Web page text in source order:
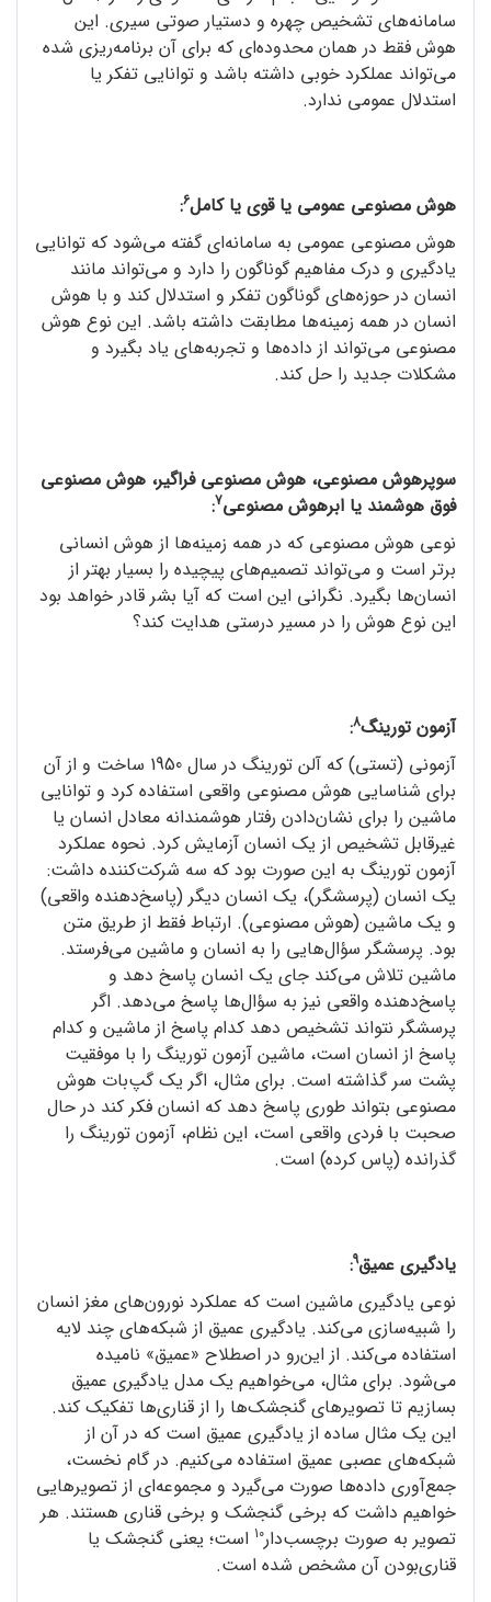
سامانه‌های تشخیص چهره و دستیار صوتی سیری. این
هوش فقط در همان محدوده‌ای که برای آن برنامه‌ریزی شده
می‌تواند عملکرد خوبی داشته باشد و توانایی تفکر یا
استدلال عمومی ندارد.
هوش مصنوعی عمومی یا قوی یا کامل6
:
هوش مصنوعی عمومی به سامانه‌ای گفته می‌شود که توانایی
یادگیری و درک مفاهیم گوناگون را دارد و می‌تواند مانند
انسان در حوزه‌های گوناگون تفکر و استدلال کند و با هوش
انسان در همه‌ زمینه‌ها مطابقت داشته باشد. این نوع هوش
مصنوعی می‌تواند از داده‌ها و تجربه‌های یاد بگیرد و
مشکلات جدید را حل کند.
سوپرهوش مصنوعی، هوش مصنوعی فراگیر، هوش مصنوعی
فوق هوشمند یا ابرهوش مصنوعی7
:
نوعی هوش مصنوعی که در همه‌ زمینه‌ها از هوش انسانی
برتر است و می‌تواند تصمیم‌های پیچیده را بسیار بهتر از
انسان‌ها بگیرد. نگرانی این است که آیا بشر قادر خواهد بود
این نوع هوش را در مسیر درستی هدایت کند؟
آزمون تورینگ8
:
آزمونی (تستی) که آلن تورینگ در سال 1950 ساخت و از آن
برای شناسایی هوش مصنوعی واقعی استفاده کرد و توانایی
ماشین را برای نشان‌دادن رفتار هوشمندانه‌ معادل انسان یا
غیرقابل تشخیص از یک انسان آزمایش کرد. نحوه‌ عملکرد
آزمون تورینگ به این صورت بود که سه شرکت‌کننده داشت:
یک انسان (پرسشگر)، یک انسان دیگر (پاسخ‌دهنده‌ واقعی)
و یک ماشین (هوش مصنوعی). ارتباط فقط از طریق متن
بود. پرسشگر سؤال‌هایی را به انسان و ماشین می‌فرستد.
ماشین تلاش می‌کند جای یک انسان پاسخ دهد و
پاسخ‌دهنده‌ واقعی نیز به سؤال‌ها پاسخ می‌دهد. اگر
پرسشگر نتواند تشخیص دهد کدام پاسخ از ماشین و کدام
پاسخ از انسان است، ماشین آزمون تورینگ را با موفقیت
پشت سر گذاشته است. برای مثال، اگر یک گپ‌بات هوش
مصنوعی بتواند طوری پاسخ دهد که انسان فکر کند در حال
صحبت با فردی واقعی است، این نظام، آزمون تورینگ را
گذرانده (پاس کرده) است.
یادگیری عمیق9
:
نوعی یادگیری ماشین است که عملکرد نورون‌های مغز انسان
را شبیه‌سازی می‌کند. یادگیری عمیق از شبکه‌های چند لایه
استفاده می‌کند. از این‌رو در اصطلاح «عمیق» نامیده
می‌شود. برای مثال، می‌خواهیم یک مدل یادگیری عمیق
بسازیم تا تصویرهای گنجشک‌ها را از قناری‌ها تفکیک کند.
این یک مثال ساده از یادگیری عمیق است که در آن از
شبکه‌های عصبی عمیق استفاده می‌کنیم. در گام نخست،
جمع‌آوری داده‌ها صورت می‌گیرد و مجموعه‌ای از تصویرهایی
خواهیم داشت که برخی گنجشک و برخی قناری هستند. هر
تصویر به صورت برچسب‌دار10 است؛ یعنی گنجشک یا
قناری‌بودن آن مشخص شده است.